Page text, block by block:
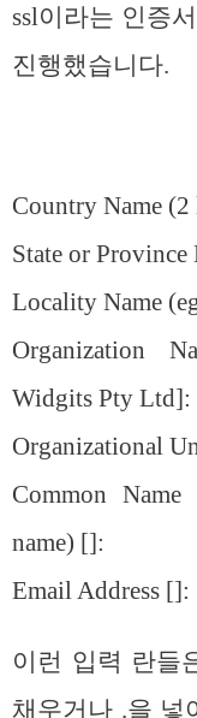
ssl이라는 인증
진행했습니다.
Country Name
State or
Locality Name
Organization
Widgits Pty Ltd]:
Organizational
Common
name) []:
Email Address []:
이런 입력 란들
채우거나 .을 넣